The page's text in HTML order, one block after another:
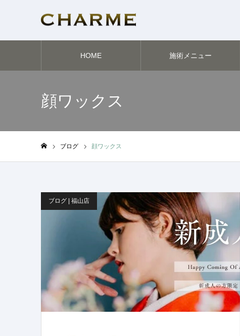
HOME 施術メニュー
顔ワックス
ブログ 顔ワックス
ブログ | 福山店